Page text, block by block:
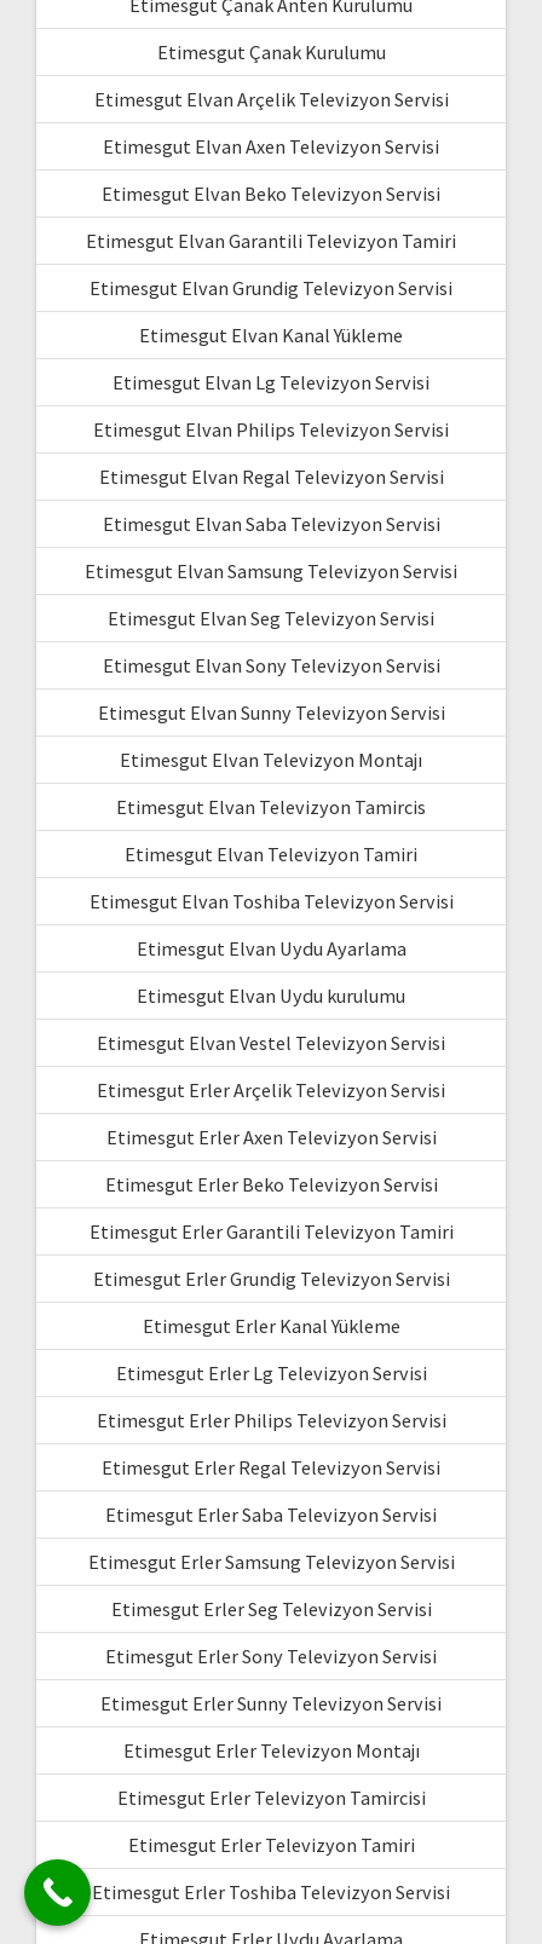
Etimesgut Çanak Kurulumu
Etimesgut Elvan Arçelik Televizyon Servisi
Etimesgut Elvan Axen Televizyon Servisi
Etimesgut Elvan Beko Televizyon Servisi
Etimesgut Elvan Garantili Televizyon Tamiri
Etimesgut Elvan Grundig Televizyon Servisi
Etimesgut Elvan Kanal Yükleme
Etimesgut Elvan Lg Televizyon Servisi
Etimesgut Elvan Philips Televizyon Servisi
Etimesgut Elvan Regal Televizyon Servisi
Etimesgut Elvan Saba Televizyon Servisi
Etimesgut Elvan Samsung Televizyon Servisi
Etimesgut Elvan Seg Televizyon Servisi
Etimesgut Elvan Sony Televizyon Servisi
Etimesgut Elvan Sunny Televizyon Servisi
Etimesgut Elvan Televizyon Montajı
Etimesgut Elvan Televizyon Tamircis
Etimesgut Elvan Televizyon Tamiri
Etimesgut Elvan Toshiba Televizyon Servisi
Etimesgut Elvan Uydu Ayarlama
Etimesgut Elvan Uydu kurulumu
Etimesgut Elvan Vestel Televizyon Servisi
Etimesgut Erler Arçelik Televizyon Servisi
Etimesgut Erler Axen Televizyon Servisi
Etimesgut Erler Beko Televizyon Servisi
Etimesgut Erler Garantili Televizyon Tamiri
Etimesgut Erler Grundig Televizyon Servisi
Etimesgut Erler Kanal Yükleme
Etimesgut Erler Lg Televizyon Servisi
Etimesgut Erler Philips Televizyon Servisi
Etimesgut Erler Regal Televizyon Servisi
Etimesgut Erler Saba Televizyon Servisi
Etimesgut Erler Samsung Televizyon Servisi
Etimesgut Erler Seg Televizyon Servisi
Etimesgut Erler Sony Televizyon Servisi
Etimesgut Erler Sunny Televizyon Servisi
Etimesgut Erler Televizyon Montajı
Etimesgut Erler Televizyon Tamircisi
Etimesgut Erler Televizyon Tamiri
Etimesgut Erler Toshiba Televizyon Servisi
Etimesgut Erler Uydu Ayarlama